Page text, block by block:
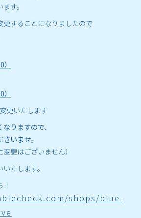
す。
更することになりましたので
更いたします
りますので、
いませ。
変更はございません）
たします。
shops/blue-